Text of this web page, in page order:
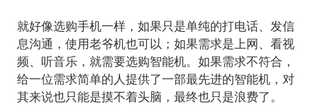
就好像选购手机一样，如果只是单纯的打电话、发信
息沟通，使用老爷机也可以；如果需求是上网、看视
频、听音乐，就需要选购智能机。如果需求不符合，
给一位需求简单的人提供了一部最先进的智能机，对
其来说也只能是摸不着头脑，最终也只是浪费了。